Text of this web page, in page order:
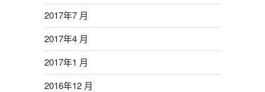
2017年7 月
2017年4 月
2017年1 月
2016年12 月